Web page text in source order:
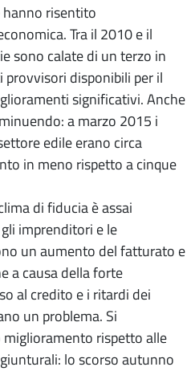
hanno risentito
Tra il 2010 e il
sono calate di un terzo in
disponibili per il
significativi. Anche
a marzo 2015 i
edile erano circa
in meno rispetto a cinque
di fiducia è assai
imprenditori e le
un aumento del fatturato e
a causa della forte
al credito e i ritardi dei
un problema. Si
miglioramento rispetto alle
lo scorso autunno